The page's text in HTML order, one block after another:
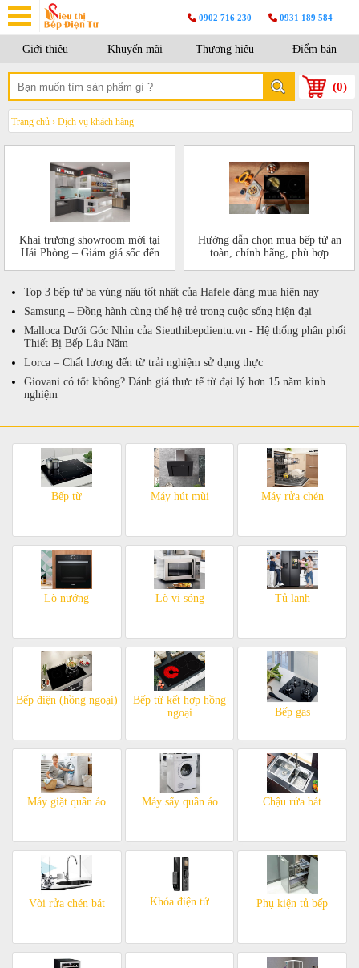
0902 716 230 0931 189 584
Giới thiệu Khuyến mãi Thương hiệu Điểm bán
(0)
Trang chủ › Dịch vụ khách hàng
Khai trương showroom mới tại
Hải Phòng – Giảm giá sốc đến
Hướng dẫn chọn mua bếp từ an
toàn, chính hãng, phù hợp
Top 3 bếp từ ba vùng nấu tốt nhất của Hafele đáng mua hiện nay
Samsung – Đồng hành cùng thế hệ trẻ trong cuộc sống hiện đại
Malloca Dưới Góc Nhìn của Sieuthibepdientu.vn - Hệ thống phân phối
Thiết Bị Bếp Lâu Năm
Lorca – Chất lượng đến từ trải nghiệm sử dụng thực
Giovani có tốt không? Đánh giá thực tế từ đại lý hơn 15 năm kinh
nghiệm
Bếp từ Máy hút mùi Máy rửa chén
Lò nướng Lò vi sóng Tủ lạnh
Bếp điện (hồng ngoại)
Bếp từ kết hợp hồng
ngoại
Bếp gas
Máy giặt quần áo Máy sấy quần áo Chậu rửa bát
Vòi rửa chén bát Khóa điện tử Phụ kiện tủ bếp